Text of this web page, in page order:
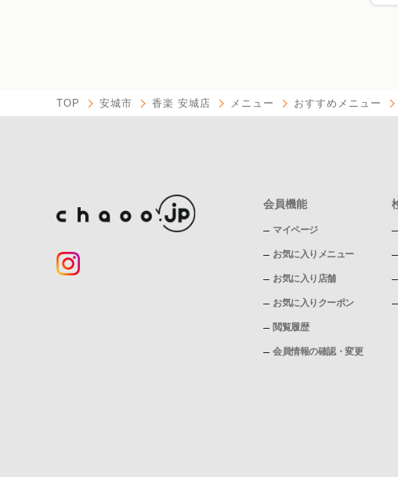
TOP 安城市 香楽 安城店 メニュー おすすめメニュー
会員機能
マイページ
お気に入りメニュー
お気に入り店舗
お気に入りクーポン
閲覧履歴
会員情報の確認・変更